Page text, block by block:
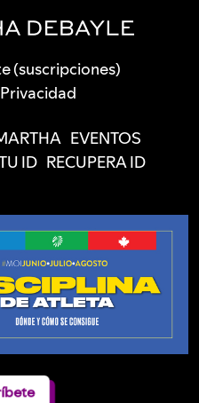
(suscripciones)
EVENTOS
ID RECUPERA ID